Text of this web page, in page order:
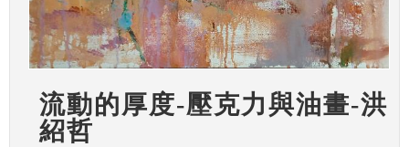
流動的厚度-壓克力與油畫-洪
紹哲